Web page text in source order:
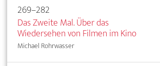
269–282
Das Zweite Mal. Über das
Wiedersehen von Filmen im Kino
Michael Rohrwasser